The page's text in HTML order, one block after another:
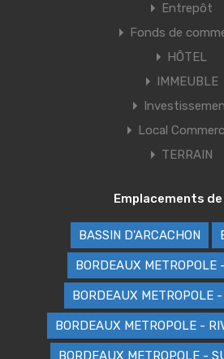
Entrepôt
Fonds de
HÔTEL
IMMEUBLE
Local
TERRAIN
Emplacements de
BASSIN D'ARCACHON
BORDEAUX METROPOLE
BORDEAUX METROPOLE
BORDEAUX METROPOLE -
BORDEAUX METROPOLE -